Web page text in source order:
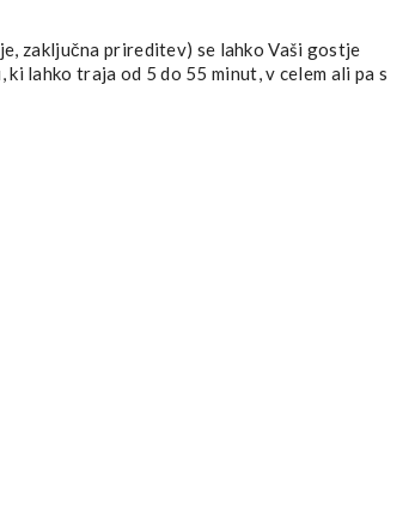
zaključna prireditev) se lahko Vaši gostje
lahko traja od 5 do 55 minut, v celem ali pa s